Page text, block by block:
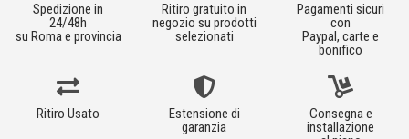
Spedizione in
24/48h
su Roma e provincia
Ritiro gratuito in
negozio su prodotti
selezionati
Pagamenti sicuri
con
Paypal, carte e
bonifico
Ritiro Usato
Estensione di
garanzia
Consegna e
installazione